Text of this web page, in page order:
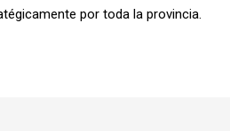
por toda la provincia.